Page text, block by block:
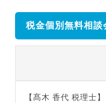
税金個別無料相談
【髙木 香代 税理士】